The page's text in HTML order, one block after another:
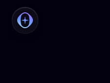
PodcastAI